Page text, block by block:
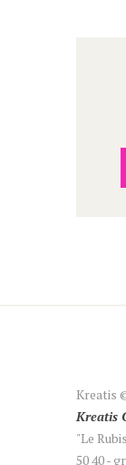
Kreatis
Kreatis
"Le
50 40 -